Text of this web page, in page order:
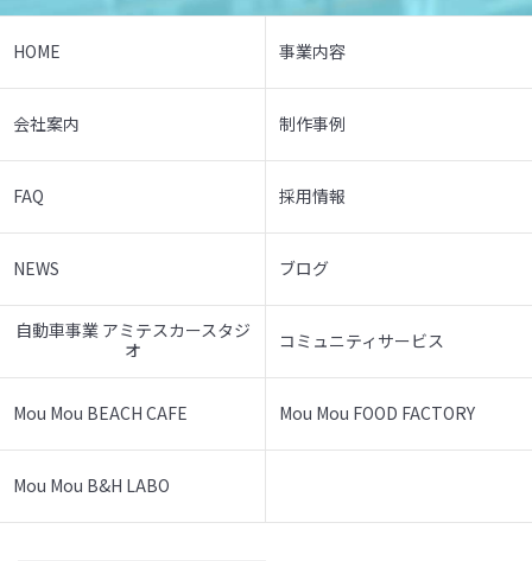
HOME 事業内容
会社案内 制作事例
FAQ 採用情報
NEWS ブログ
自動車事業 アミテスカースタジ
オ
コミュニティサービス
Mou Mou BEACH CAFE Mou Mou FOOD FACTORY
Mou Mou B&H LABO